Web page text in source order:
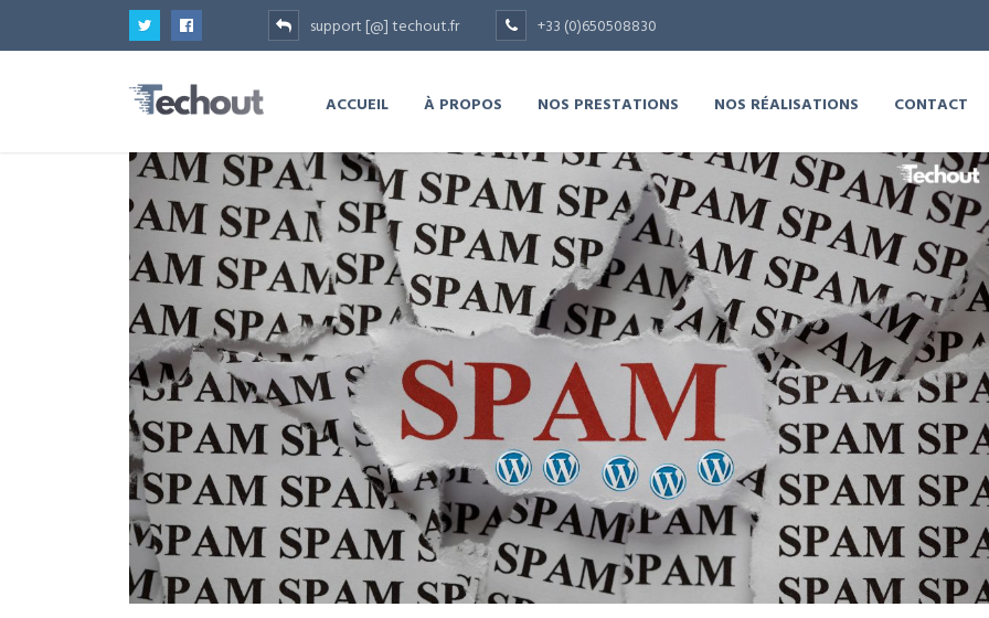
support [@] techout.fr +33 (0)650508830
ACCUEIL À PROPOS NOS PRESTATIONS NOS RÉALISATIONS CONTACT